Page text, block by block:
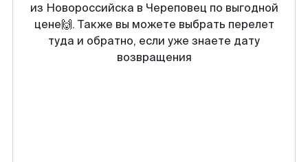
из Новороссийска в Череповец по выгодной
цене🙌. Также вы можете выбрать перелет
туда и обратно, если уже знаете дату
возвращения